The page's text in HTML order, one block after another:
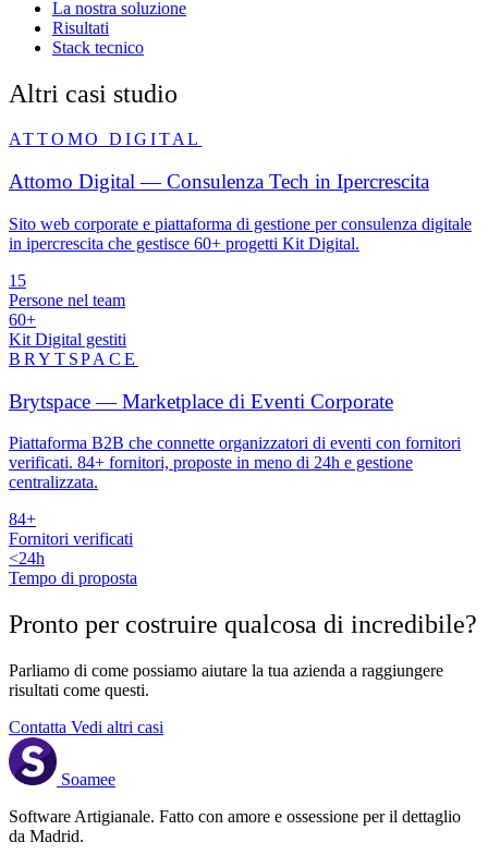
La nostra soluzione
Risultati
Stack tecnico
Altri casi studio
ATTOMO DIGITAL
Attomo Digital — Consulenza Tech in Ipercrescita
Sito web corporate e piattaforma di gestione per consulenza digitale
in ipercrescita che gestisce 60+ progetti Kit Digital.
15
Persone nel team
60+
Kit Digital gestiti
BRYTSPACE
Brytspace — Marketplace di Eventi Corporate
Piattaforma B2B che connette organizzatori di eventi con fornitori
verificati. 84+ fornitori, proposte in meno di 24h e gestione
centralizzata.
84+
Fornitori verificati
<24h
Tempo di proposta
Pronto per costruire qualcosa di incredibile?
Parliamo di come possiamo aiutare la tua azienda a raggiungere
risultati come questi.
Contatta Vedi altri casi
Soamee
Software Artigianale. Fatto con amore e ossessione per il dettaglio
da Madrid.